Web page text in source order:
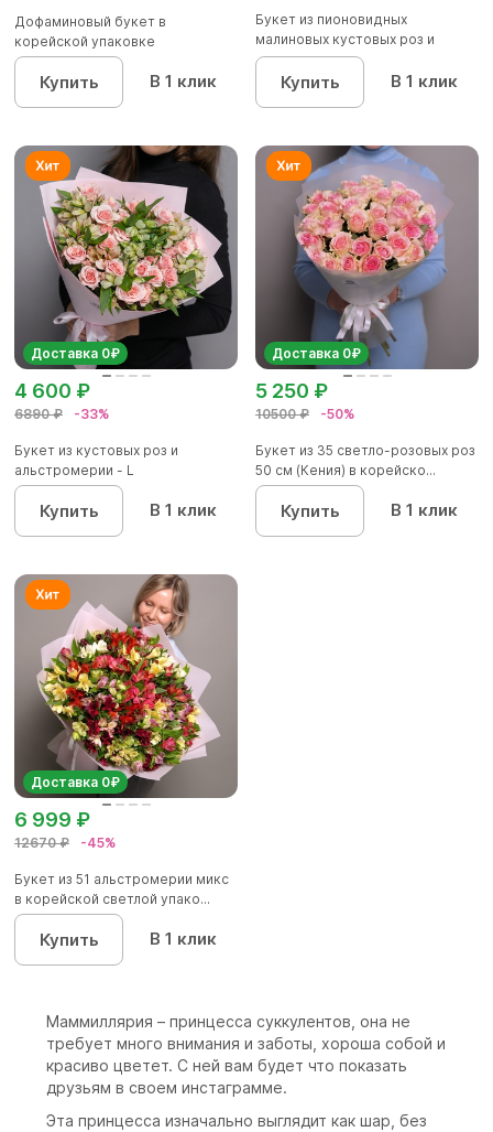
Дофаминовый букет в
корейской упаковке
Купить В 1 клик
Букет из пионовидных
малиновых кустовых роз и
альстроме...
Купить В 1 клик
Доставка 0₽
6890 ₽ -33%
4 600 ₽
Букет из кустовых роз и
альстромерии - L
Купить В 1 клик
Доставка 0₽
10500 ₽ -50%
5 250 ₽
Букет из 35 светло-розовых роз
50 см (Кения) в корейско...
Купить В 1 клик
Доставка 0₽
12670 ₽ -45%
6 999 ₽
Букет из 51 альстромерии микс
в корейской светлой упако...
Купить В 1 клик
Маммиллярия – принцесса суккулентов, она не
требует много внимания и заботы, хороша собой и
красиво цветет. С ней вам будет что показать
друзьям в своем инстаграмме.
Эта принцесса изначально выглядит как шар, без